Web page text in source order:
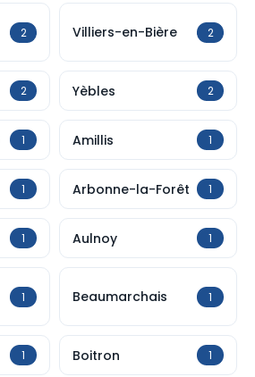
2 Villiers-en-Bière 2
2 Yèbles 2
1 Amillis 1
1 Arbonne-la-Forêt 1
1 Aulnoy 1
1 Beaumarchais 1
1 Boitron 1